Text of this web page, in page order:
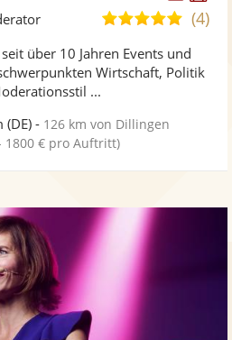
Fotos
5,0
5
(4)
über 10 Jahren Events und
Wirtschaft, Politik
...
(DE) - 126 km von Dillingen
1800 € pro Auftritt)